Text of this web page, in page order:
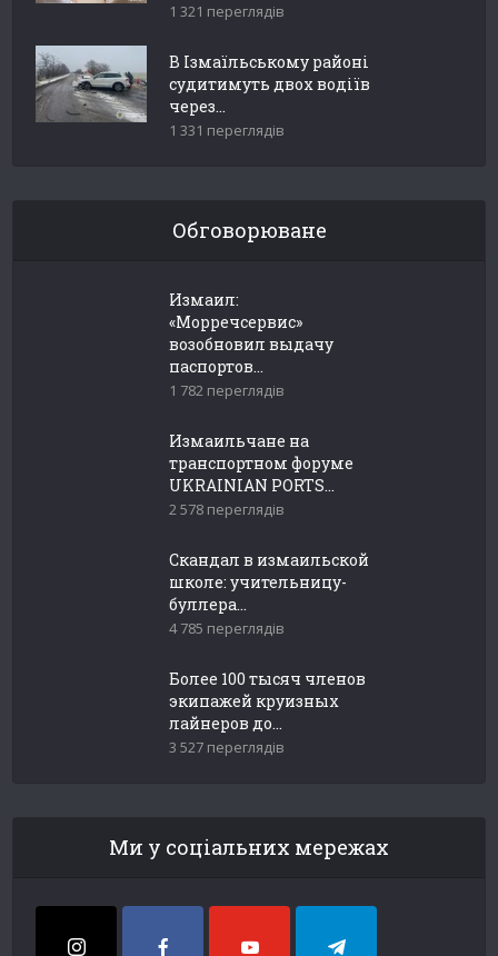
1 321 переглядів
В Ізмаїльському районі
судитимуть двох водіїв
через...
1 331 переглядів
Обговорюване
Измаил:
«Морречсервис»
возобновил выдачу
паспортов...
1 782 переглядів
Измаильчане на
транспортном форуме
UKRAINIAN PORTS...
2 578 переглядів
Скандал в измаильской
школе: учительницу-
буллера...
4 785 переглядів
Более 100 тысяч членов
экипажей круизных
лайнеров до...
3 527 переглядів
Ми у соціальних мережах